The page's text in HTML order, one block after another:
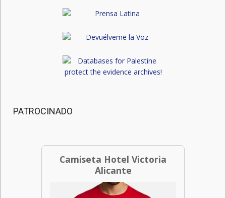
PATROCINADO
Camiseta Hotel Victoria
Alicante